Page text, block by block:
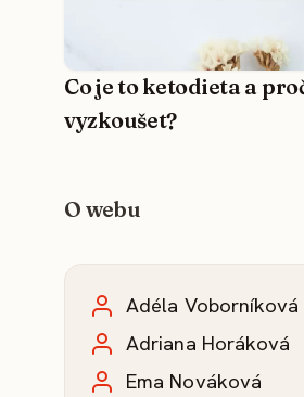
Co je to ketodieta a
vyzkoušet?
O webu
Adéla Voborníková
Adriana Horáková
Ema Nováková